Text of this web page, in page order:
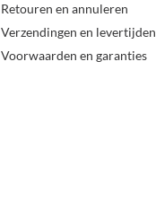
Retouren en annuleren
Verzendingen en levertijden
Voorwaarden en garanties